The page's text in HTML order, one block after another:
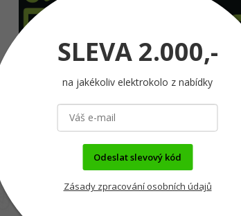
SLEVA 2.000,-
na jakékoliv elektrokolo z nabídky
Odeslat slevový kód
Zásady zpracování osobních údajů